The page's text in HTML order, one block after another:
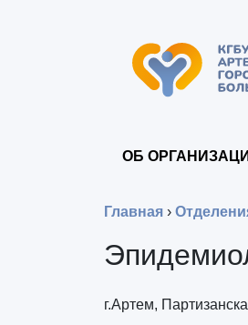
ОБ
Главная ›
г.Артем,